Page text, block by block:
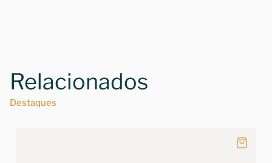
Relacionados
Destaques